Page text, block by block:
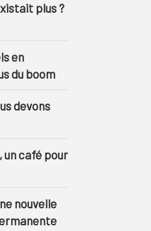
plus ?
en
du boom
devons
un café pour
nouvelle